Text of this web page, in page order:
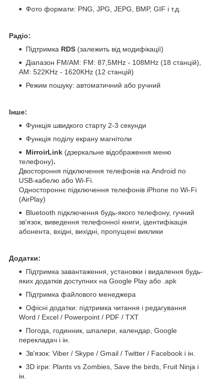
Фото формати: PNG, JPG, JEPG, BMP, GIF і т.д.
Радіо:
Підтримка RDS (залежить від модифікації)
Діапазон FM/AM: FM: 87,5MHz - 108MHz (18 станцій),
АМ: 522KHz - 1620KHz (12 станцій)
Режим пошуку: автоматичний або ручний
Інше:
Функція швидкого старту 2-3 секунди
Функція поділу екрану магнітоли
MirroirLink (дзеркальне відображення меню
телефону).
Двостороння підключення телефонів на Android по
USB-кабелю або Wi-Fi.
Одностороннє підключення телефонів iPhone по Wi-Fi
(AirPlay)
Bluetooth підключення будь-якого телефону, гучний
зв'язок, виведення телефонної книги, ідентифікація
абонента, вхідні, вихідні, пропущені виклики
Додатки:
Підтримка завантаження, установки і видалення будь-
яких додатків доступних на Google Play або .apk
Підтримка файлового менеджера
Офісні додатки: підтримка читання і редагування
Word / Excel / Powerpoint / PDF / TXT
Погода, годинник, шпалери, календар, Google
перекладач і ін.
Зв'язок: Viber / Skype / Gmail / Twitter / Facebook і ін.
3D ігри: Plants vs Zombies, Save the birds, Fruit Ninja і
ін.